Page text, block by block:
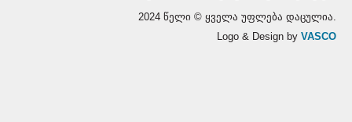
2024 წელი © ყველა უფლება დაცულია.
Logo & Design by VASCO